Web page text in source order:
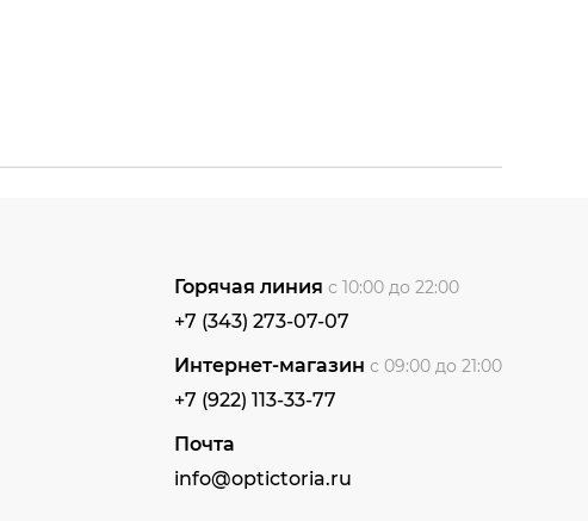
Горячая линия с 10:00 до 22:00
+7 (343) 273-07-07
Интернет-магазин с 09:00 до 21:00
+7 (922) 113-33-77
Почта
info@optictoria.ru